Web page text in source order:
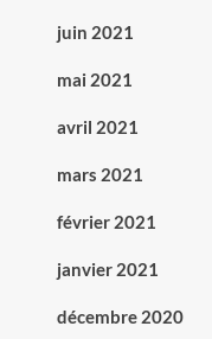
juin 2021
mai 2021
avril 2021
mars 2021
février 2021
janvier 2021
décembre 2020